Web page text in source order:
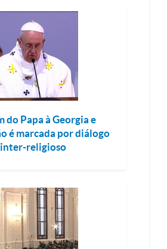
do Papa à Georgia e
é marcada por diálogo
inter-religioso